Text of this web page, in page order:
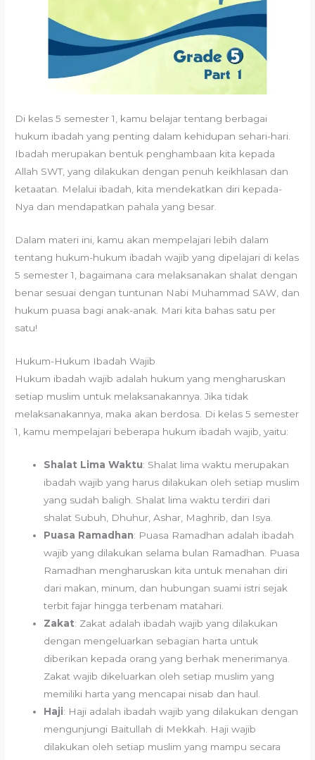
Di kelas 5 semester 1, kamu belajar tentang berbagai
hukum ibadah yang penting dalam kehidupan sehari-hari.
Ibadah merupakan bentuk penghambaan kita kepada
Allah SWT, yang dilakukan dengan penuh keikhlasan dan
ketaatan. Melalui ibadah, kita mendekatkan diri kepada-
Nya dan mendapatkan pahala yang besar.
Dalam materi ini, kamu akan mempelajari lebih dalam
tentang hukum-hukum ibadah wajib yang dipelajari di kelas
5 semester 1, bagaimana cara melaksanakan shalat dengan
benar sesuai dengan tuntunan Nabi Muhammad SAW, dan
hukum puasa bagi anak-anak. Mari kita bahas satu per
satu!
Hukum-Hukum Ibadah Wajib
Hukum ibadah wajib adalah hukum yang mengharuskan
setiap muslim untuk melaksanakannya. Jika tidak
melaksanakannya, maka akan berdosa. Di kelas 5 semester
1, kamu mempelajari beberapa hukum ibadah wajib, yaitu:
Shalat Lima Waktu: Shalat lima waktu merupakan
ibadah wajib yang harus dilakukan oleh setiap muslim
yang sudah baligh. Shalat lima waktu terdiri dari
shalat Subuh, Dhuhur, Ashar, Maghrib, dan Isya.
Puasa Ramadhan: Puasa Ramadhan adalah ibadah
wajib yang dilakukan selama bulan Ramadhan. Puasa
Ramadhan mengharuskan kita untuk menahan diri
dari makan, minum, dan hubungan suami istri sejak
terbit fajar hingga terbenam matahari.
Zakat: Zakat adalah ibadah wajib yang dilakukan
dengan mengeluarkan sebagian harta untuk
diberikan kepada orang yang berhak menerimanya.
Zakat wajib dikeluarkan oleh setiap muslim yang
memiliki harta yang mencapai nisab dan haul.
Haji: Haji adalah ibadah wajib yang dilakukan dengan
mengunjungi Baitullah di Mekkah. Haji wajib
dilakukan oleh setiap muslim yang mampu secara